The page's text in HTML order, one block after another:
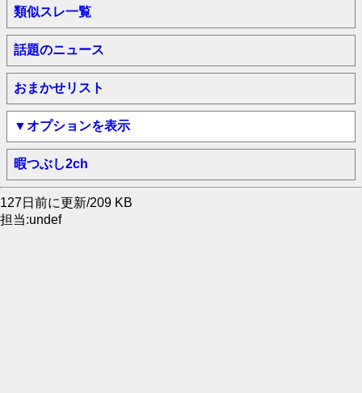
類似スレ一覧
話題のニュース
おまかせリスト
▼オプションを表示
暇つぶし2ch
127日前に更新/209 KB
担当:undef